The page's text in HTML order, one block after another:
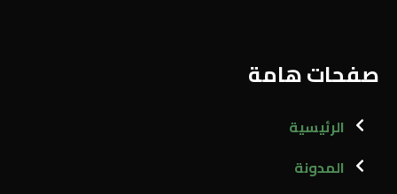
صفحات هامة
الرئيسية
المدونة